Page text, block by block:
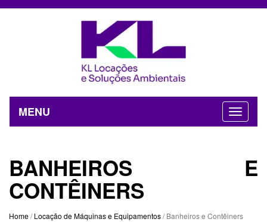
MENU
BANHEIROS E
CONTÊINERS
Home/Locação de Máquinas e Equipamentos/ Banheiros e Contêiners